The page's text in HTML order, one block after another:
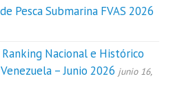
Pesca Submarina FVAS 2026
Ranking Nacional e Histórico
– Junio 2026 junio 16,